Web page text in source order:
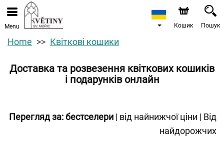
Menu Кошик Пошук
Home Квіткові кошики
Доставка та розвезення квіткових кошиків
і подарунків онлайн
Перегляд за:бестселери | від найнижчої ціни | Від
найдорожчих